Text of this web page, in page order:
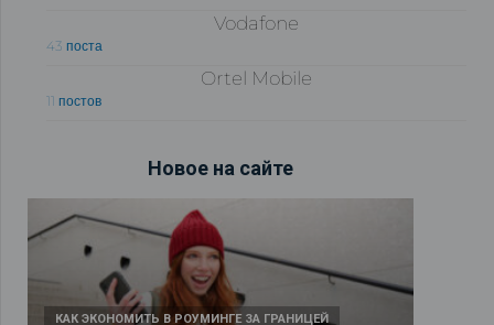
Vodafone
43 поста
Ortel Mobile
11 постов
Новое на сайте
КАК ЭКОНОМИТЬ В РОУМИНГЕ ЗА ГРАНИЦЕЙ